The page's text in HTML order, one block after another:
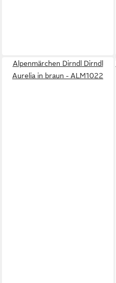
Alpenmärchen Dirndl Dirndl
Aurelia in braun - ALM1022